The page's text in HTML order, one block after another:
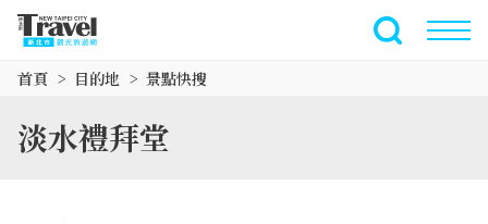
全文檢索
首頁 目的地 景點快搜
淡水禮拜堂